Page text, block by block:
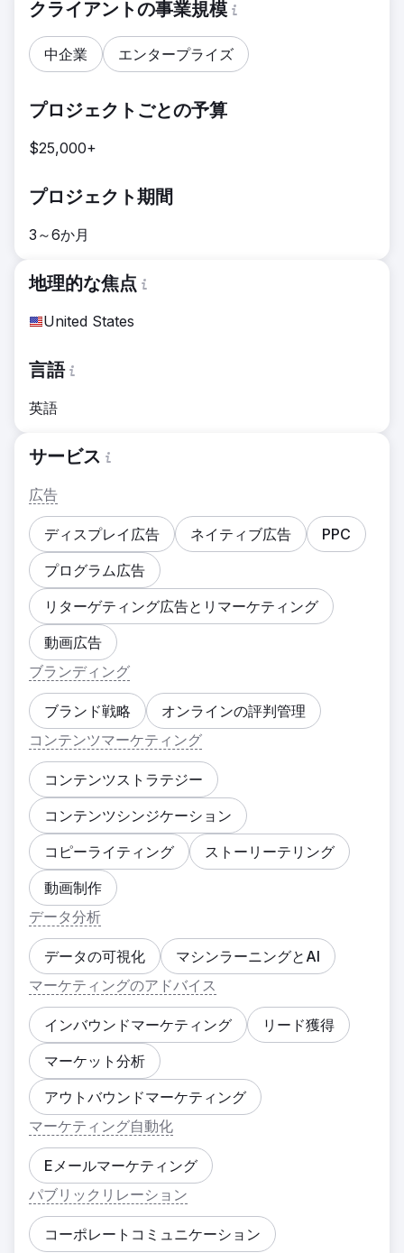
クライアントの事業規模
中企業 エンタープライズ
プロジェクトごとの予算
$25,000+
プロジェクト期間
3～6か月
地理的な焦点
United States
言語
英語
サービス
広告
ディスプレイ広告 ネイティブ広告
PPC
プログラム広告
リターゲティング広告とリマーケティング
動画広告
ブランディング
ブランド戦略
オンラインの評判管理
コンテンツマーケティング
コンテンツストラテジー
コンテンツシンジケーション
コピーライティング
ストーリーテリング
動画制作
データ分析
データの可視化
マシンラーニングとAI
マーケティングのアドバイス
インバウンドマーケティング
リード獲得
マーケット分析
アウトバウンドマーケティング
マーケティング自動化
Eメールマーケティング
パブリックリレーション
コーポレートコミュニケーション